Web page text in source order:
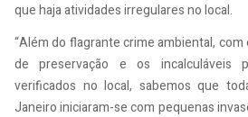
que haja atividades irregulares no local.
“Além do flagrante crime ambiental,
de preservação e os incalculáveis
verificados no local, sabemos que
Janeiro iniciaram-se com pequenas